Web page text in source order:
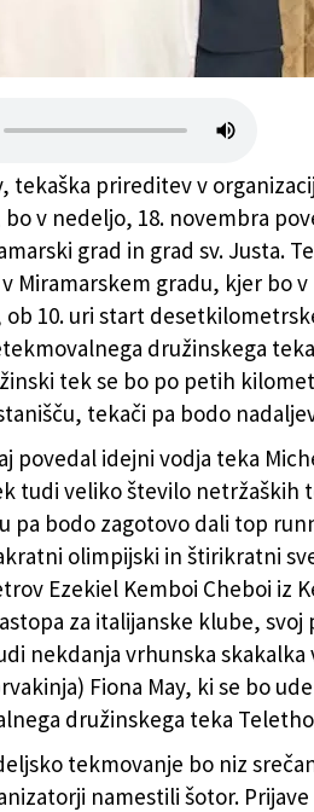
Gamba
tekaška prireditev v
v nedeljo, 18. novembra
grad in grad sv. Justa.
Miramarskem gradu, kjer bo v
ob 10. uri start
družinskega
tek se bo po petih
tekači pa bodo
povedal idejni vodja teka
tudi veliko število netržaških
pa bodo zagotovo dali top
olimpijski in štirikratni
Ezekiel Kemboi Cheboi iz
za italijanske klube, svoj
nekdanja vrhunska
Fiona May, ki se bo
družinskega teka
tekmovanje bo niz
namestili šotor.